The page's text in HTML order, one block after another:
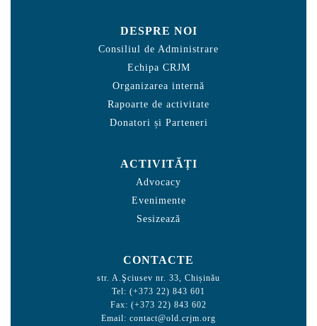
DESPRE NOI
Consiliul de Administrare
Echipa CRJM
Organizarea internă
Rapoarte de activitate
Donatori și Parteneri
ACTIVITĂȚI
Advocacy
Evenimente
Sesizează
CONTACTE
str. A.Şciusev nr. 33, Chișinău
Tel: (+373 22) 843 601
Fax: (+373 22) 843 602
Email: contact@old.crjm.org